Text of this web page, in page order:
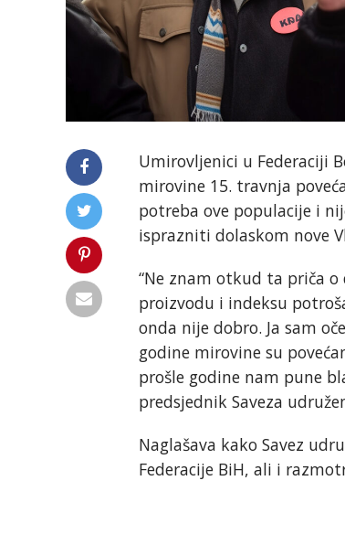
Umirovljenici u Federaciji
mirovine 15. travnja
potreba ove populacije i
isprazniti dolaskom nove
“Ne znam otkud ta priča
proizvodu i indeksu
onda nije dobro. Ja sam
godine mirovine su
prošle godine nam pune
predsjednik Saveza
Naglašava kako Savez
Federacije BiH, ali i